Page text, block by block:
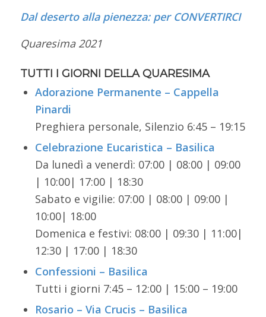
Dal deserto alla pienezza: per CONVERTIRCI
Quaresima 2021
TUTTI I GIORNI DELLA QUARESIMA
Adorazione Permanente – Cappella
Pinardi
Preghiera personale, Silenzio 6:45 – 19:15
Celebrazione Eucaristica – Basilica
Da lunedì a venerdì: 07:00 | 08:00 | 09:00
| 10:00| 17:00 | 18:30
Sabato e vigilie: 07:00 | 08:00 | 09:00 |
10:00| 18:00
Domenica e festivi: 08:00 | 09:30 | 11:00|
12:30 | 17:00 | 18:30
Confessioni – Basilica
Tutti i giorni 7:45 – 12:00 | 15:00 – 19:00
Rosario – Via Crucis – Basilica